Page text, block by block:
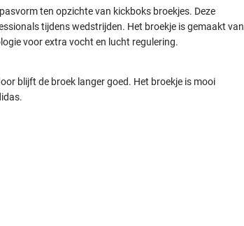
ten opzichte van kickboks broekjes. Deze
tijdens wedstrijden. Het broekje is gemaakt van
voor extra vocht en lucht regulering.
blijft de broek langer goed. Het broekje is mooi